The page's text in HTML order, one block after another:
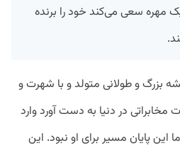
مهره سعی می‌کند خود را برنده
بزرگ و طولانی متولد و با شهرت و
در دنیا به دست آورد وارد
این پایان مسیر برای او نبود. این